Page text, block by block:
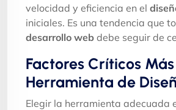
velocidad y eficiencia en el
iniciales. Es una tendencia que
desarrollo web debe seguir de
Factores Críticos
Herramienta de
Elegir la herramienta adecuada